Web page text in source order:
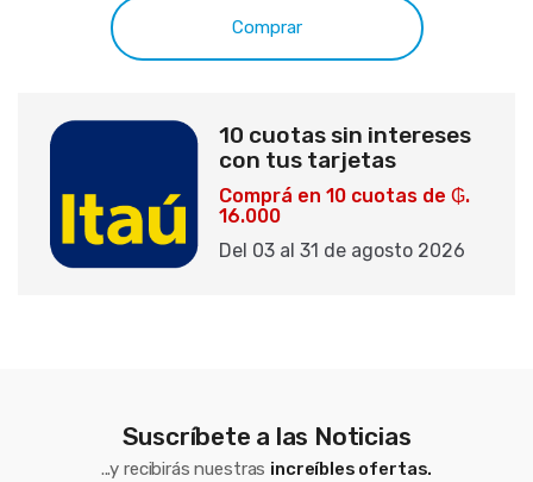
Comprar
10 cuotas sin intereses
con tus tarjetas
Comprá en 10 cuotas de ₲.
16.000
Del 03 al 31 de agosto 2026
Suscríbete a las Noticias
...y recibirás nuestras increíbles ofertas.